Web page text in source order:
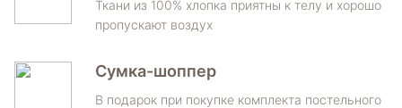
Ткани из 100% хлопка приятны к телу и хорошо
пропускают воздух
Сумка-шоппер
В подарок при покупке комплекта постельного